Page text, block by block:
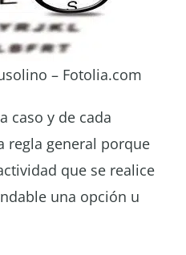
– Fotolia.com
caso y de cada
regla general porque
que se realice
una opción u